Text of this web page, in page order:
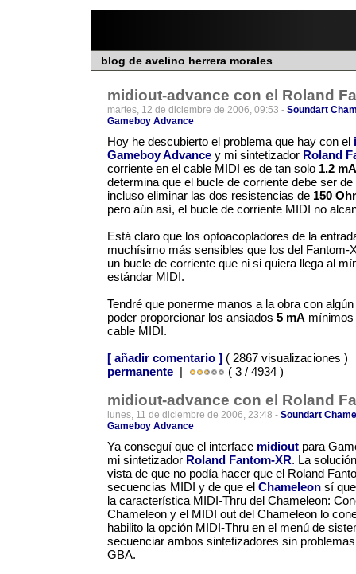
blog de avelino herrera morales
midiout-advance con el Roland
martes, 12 de diciembre de 2006, 09:53 - Soundart
Gameboy Advance
Hoy he descubierto el problema que hay con el
Gameboy Advance y mi sintetizador Roland
corriente en el cable MIDI es de tan solo 1.2 mA
determina que el bucle de corriente debe ser
incluso eliminar las dos resistencias de 150
pero aún así, el bucle de corriente MIDI no
Está claro que los optoacopladores de la
muchísimo más sensibles que los del Fantom-
un bucle de corriente que ni si quiera llega al
estándar MIDI.
Tendré que ponerme manos a la obra con
poder proporcionar los ansiados 5 mA mínimos
cable MIDI.
[ añadir comentario ] ( 2867 visualizaciones
permanente | ( 3 / 4934 )
midiout-advance con el Roland
lunes, 11 de diciembre de 2006, 23:48 - Soundart
Gameboy Advance
Ya conseguí que el interface midiout para
mi sintetizador Roland Fantom-XR. La
vista de que no podía hacer que el Roland
secuencias MIDI y de que el Chameleon sí
la característica MIDI-Thru del Chameleon:
Chameleon y el MIDI out del Chameleon lo
habilito la opción MIDI-Thru en el menú de
secuenciar ambos sintetizadores sin
GBA.